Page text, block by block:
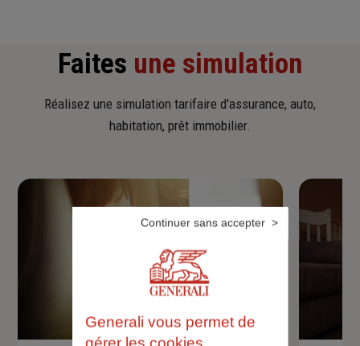
Faites une simulation
Réalisez une simulation tarifaire d'assurance, auto,
habitation, prêt immobilier.
Generali vous permet de
Continuer sans accepter